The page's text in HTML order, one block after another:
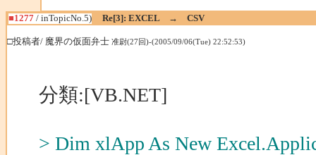
■1277 / inTopicNo.5) Re[3]: EXCEL → CSV
□投稿者/ 魔界の仮面弁士 准尉(27回)-(2005/09/06(Tue) 22:52:53)
分類:[VB.NET]
> Dim xlApp As New